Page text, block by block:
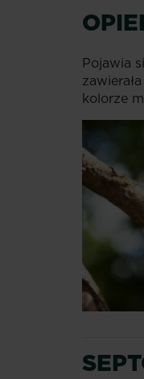
Pojawia
kolorze